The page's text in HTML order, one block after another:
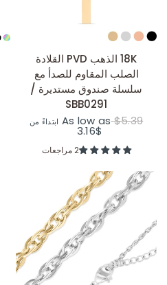
عرض سريع
18K الذهب PVD القلادة
الصلب المقاوم للصدأ مع
سلسلة صندوق مستديرة /
SBB0291
$5.39
As low as ابتداءً من
$3.16
2 مراجعات